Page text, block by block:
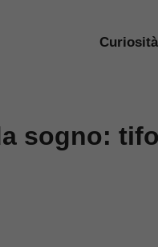
Curiosità
sogno: